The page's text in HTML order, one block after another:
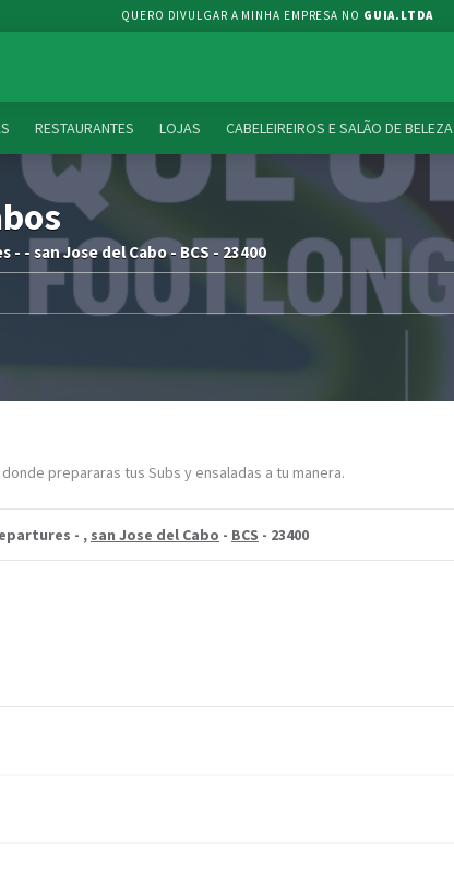
QUERO DIVULGAR A MINHA EMPRESA NO GUIA.LTDA
RESTAURANTES LOJAS CABELEIREIROS E SALÃO DE BELEZA
- san Jose del Cabo - BCS - 23400
prepararas tus Subs y ensaladas a tu manera.
- , san Jose del Cabo - BCS - 23400